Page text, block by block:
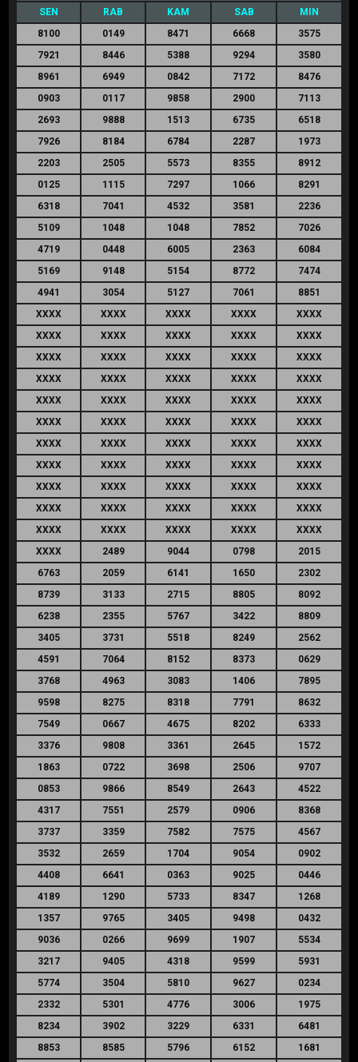
SEN
RAB KAM SAB
MIN
8100
0149 8471 6668
3575
7921
8446 5388 9294
3580
8961
6949 0842 7172
8476
0903
0117 9858 2900
7113
2693
9888 1513 6735
6518
7926
8184 6784 2287
1973
2203
2505 5573 8355
8912
0125
1115 7297 1066
8291
6318
7041 4532 3581
2236
5109
1048 1048 7852
7026
4719
0448 6005 2363
6084
5169
9148 5154 8772
7474
4941
3054 5127 7061
8851
XXXX
XXXX XXXX XXXX
XXXX
XXXX
XXXX XXXX XXXX
XXXX
XXXX
XXXX XXXX XXXX
XXXX
XXXX
XXXX XXXX XXXX
XXXX
XXXX
XXXX XXXX XXXX
XXXX
XXXX
XXXX XXXX XXXX
XXXX
XXXX
XXXX XXXX XXXX
XXXX
XXXX
XXXX XXXX XXXX
XXXX
XXXX
XXXX XXXX XXXX
XXXX
XXXX
XXXX XXXX XXXX
XXXX
XXXX
XXXX XXXX XXXX
XXXX
XXXX
2489 9044 0798
2015
6763
2059 6141 1650
2302
8739
3133 2715 8805
8092
6238
2355 5767 3422
8809
3405
3731 5518 8249
2562
4591
7064 8152 8373
0629
3768
4963 3083 1406
7895
9598
8275 8318 7791
8632
7549
0667 4675 8202
6333
3376
9808 3361 2645
1572
1863
0722 3698 2506
9707
0853
9866 8549 2643
4522
4317
7551 2579 0906
8368
3737
3359 7582 7575
4567
3532
2659 1704 9054
0902
4408
6641 0363 9025
0446
4189
1290 5733 8347
1268
1357
9765 3405 9498
0432
9036
0266 9699 1907
5534
3217
9405 4318 9599
5931
5774
3504 5810 9627
0234
2332
5301 4776 3006
1975
8234
3902 3229 6331
6481
8853
8585 5796 6152
1681